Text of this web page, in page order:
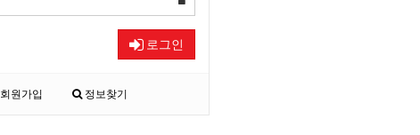
로그인
회원가입 정보찾기